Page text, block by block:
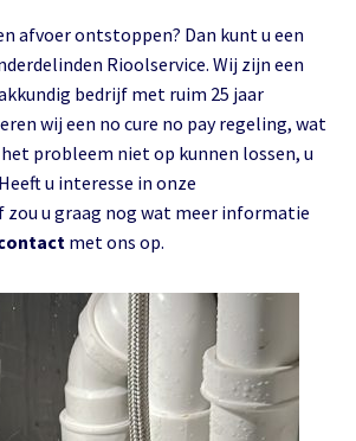
afvoer ontstoppen? Dan kunt u een
Rioolservice. Wij zijn een
bedrijf met ruim 25 jaar
wij een no cure no pay regeling, wat
probleem niet op kunnen lossen, u
u interesse in onze
zou u graag nog wat meer informatie
met ons op.